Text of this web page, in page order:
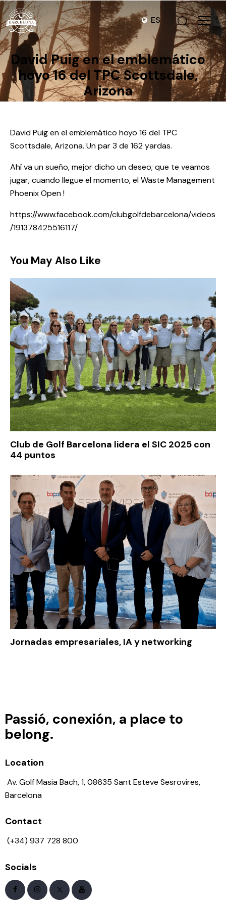
ES
David Puig en el emblemático
hoyo 16 del TPC Scottsdale,
Arizona
David Puig en el emblemático hoyo 16 del TPC
Scottsdale, Arizona. Un par 3 de 162 yardas.
Ahí va un sueño, mejor dicho un deseo; que te veamos
jugar, cuando llegue el momento, el Waste Management
Phoenix Open !
https://www.facebook.com/clubgolfdebarcelona/videos
/191378425516117/
You May Also Like
Club de Golf Barcelona lidera el SIC 2025 con
44 puntos
Jornadas empresariales, IA y networking
Passió, conexión, a place to
belong.
Location
Av. Golf Masia Bach, 1, 08635 Sant Esteve Sesrovires,
Barcelona
Contact
(+34) 937 728 800
Socials